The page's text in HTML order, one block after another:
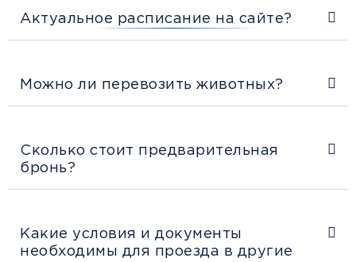
Актуальное расписание на сайте?
Можно ли перевозить животных?
Сколько стоит предварительная
бронь?
Какие условия и документы
необходимы для проезда в другие